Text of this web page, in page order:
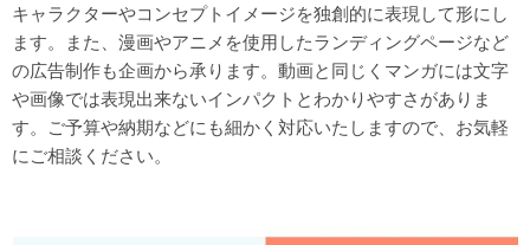
キャラクターやコンセプトイメージを独創的に表現して形にし
ます。また、漫画やアニメを使用したランディングページなど
の広告制作も企画から承ります。動画と同じくマンガには文字
や画像では表現出来ないインパクトとわかりやすさがありま
す。ご予算や納期などにも細かく対応いたしますので、お気軽
にご相談ください。